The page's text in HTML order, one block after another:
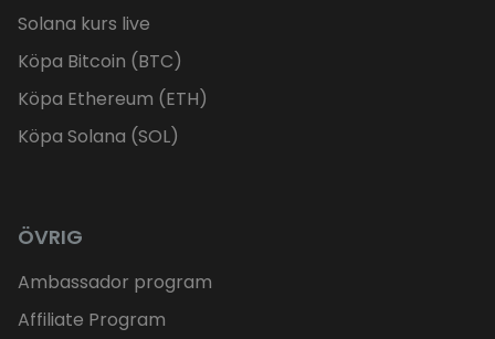
Solana kurs live
Köpa Bitcoin (BTC)
Köpa Ethereum (ETH)
Köpa Solana (SOL)
ÖVRIG
Ambassador program
Affiliate Program